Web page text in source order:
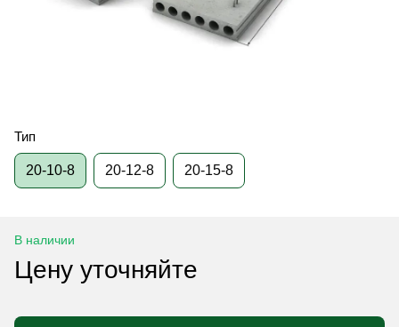
Тип
20-10-8 20-12-8 20-15-8
В наличии
Цену уточняйте